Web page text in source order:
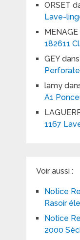
ORSET
Lave-
MENAGE
182611
GEYdans
lamy
A1
1167
Voir aussi :
Notice
Rasoir
Notice
2000